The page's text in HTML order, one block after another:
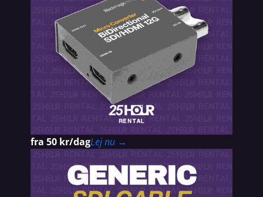
fra 50 kr/dagLej nu →